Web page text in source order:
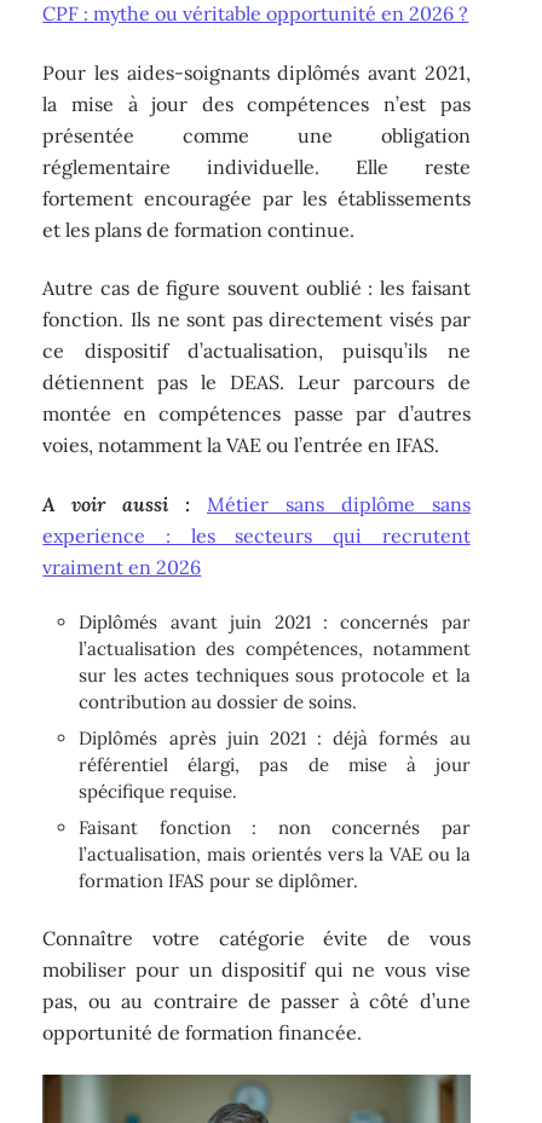
CPF : mythe ou véritable opportunité en 2026 ?
Pour les aides-soignants diplômés avant 2021,
la mise à jour des compétences n’est pas
présentée comme une obligation
réglementaire individuelle. Elle reste
fortement encouragée par les établissements
et les plans de formation continue.
Autre cas de figure souvent oublié : les faisant
fonction. Ils ne sont pas directement visés par
ce dispositif d’actualisation, puisqu’ils ne
détiennent pas le DEAS. Leur parcours de
montée en compétences passe par d’autres
voies, notamment la VAE ou l’entrée en IFAS.
A voir aussi :
Métier sans diplôme sans
experience : les secteurs qui recrutent
vraiment en 2026
Diplômés avant juin 2021 : concernés par
l’actualisation des compétences, notamment
sur les actes techniques sous protocole et la
contribution au dossier de soins.
Diplômés après juin 2021 : déjà formés au
référentiel élargi, pas de mise à jour
spécifique requise.
Faisant fonction : non concernés par
l’actualisation, mais orientés vers la VAE ou la
formation IFAS pour se diplômer.
Connaître votre catégorie évite de vous
mobiliser pour un dispositif qui ne vous vise
pas, ou au contraire de passer à côté d’une
opportunité de formation financée.